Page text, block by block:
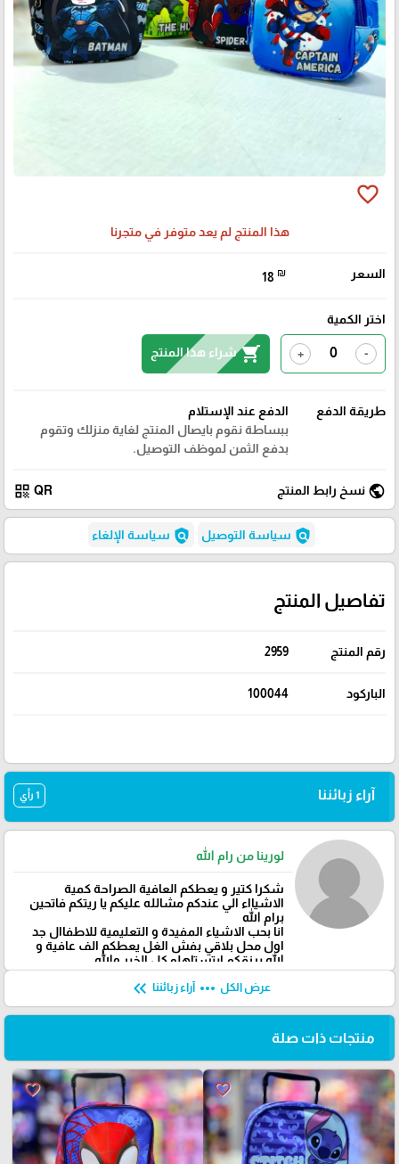
favorite_border
هذا المنتج لم يعد متوفر في متجرنا
السعر 18 ₪
اختر الكمية
-
+
shopping_cartشراء هذا المنتج
طريقة الدفع
الدفع عند الإستلام
ببساطة نقوم بايصال المنتج لغاية منزلك وتقوم
بدفع الثمن لموظف التوصيل.
public نسخ رابط المنتج QR
qr_code
policy سياسة التوصيل policy سياسة الإلغاء
تفاصيل المنتج
رقم المنتج 2959
الباركود 100044
آراء زبائننا 1 رأي
لورينا من رام الله
شكرا كتير و يعطكم العافية الصراحة كمية
الاشيااء الي عندكم مشالله عليكم يا ريتكم فاتحين
برام الله
انا بحب الاشياء المفيدة و التعليمية للاطفاال جد
اول محل بلاقي بفش الغل يعطكم الف عافية و
الله يرزقكم ابتستاهلو كل الخير والله
عرض الكل more_horiz آراء زبائننا keyboard_double_arrow_left
منتجات ذات صلة
favorite_border
favorite_border